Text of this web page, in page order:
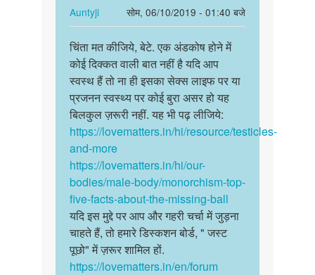
by
Auntyji
Auntyji
सोम, 06/10/2019 - 01:40 बजे
In
reply
to
मेरा
ऐक
अंडकोष
बडा
होगया
तो…
by
अज्ञात
चिंता
मत
कीजिये,
बेटे.
एक…
चिंता मत कीजिये, बेटे. एक अंडकोष होने में
कोई दिक्कत वाली बात नहीं है यदि आप
स्वस्थ हैं तो ना ही इसका सेक्स लाइफ पर या
प्रजनन स्वस्थ्य पर कोई बुरा असर हो यह
बिलकुल ज़रूरी नहीं. यह भी पढ़ लीजिये:
https://lovematters.in/hi/resource/testicles-
and-more
https://lovematters.in/hi/our-
bodies/male-body/monorchism-top-
five-facts-about-the-missing-ball
यदि इस मुद्दे पर आप और गहरी चर्चा में जुड़ना
चाहते हैं, तो हमारे डिस्कशन बोर्ड, " जस्ट
पूछो" में ज़रूर शामिल हों.
https://lovematters.in/en/forum